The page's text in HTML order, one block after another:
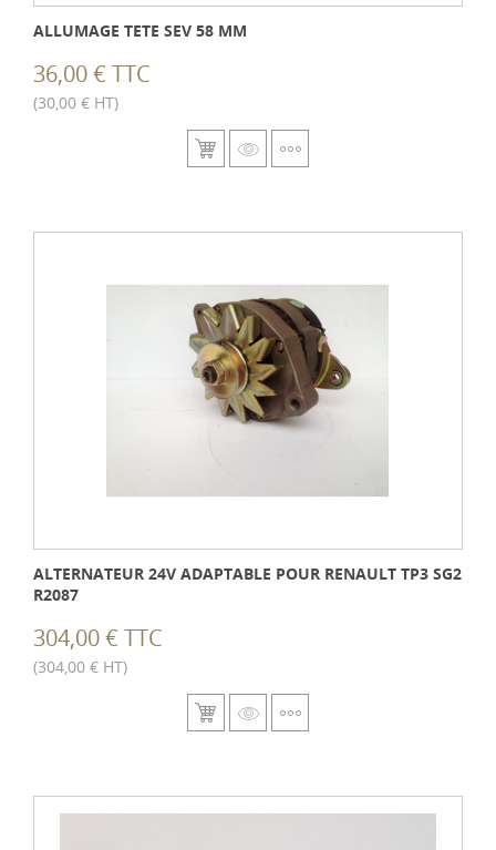
ALLUMAGE TETE SEV 58 MM
36,00 € TTC
(30,00 € HT)
ALTERNATEUR 24V ADAPTABLE POUR RENAULT TP3 SG2
R2087
304,00 € TTC
(304,00 € HT)